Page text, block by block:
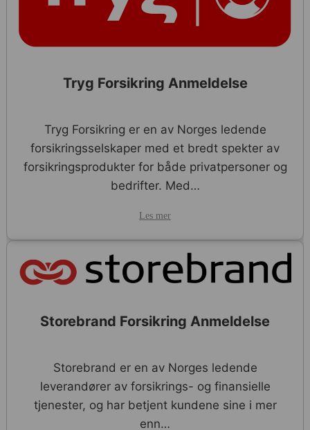
Tryg Forsikring Anmeldelse
Tryg Forsikring er en av Norges ledende
forsikringsselskaper med et bredt spekter av
forsikringsprodukter for både privatpersoner og
bedrifter. Med…
Les mer
Storebrand Forsikring Anmeldelse
Storebrand er en av Norges ledende
leverandører av forsikrings- og finansielle
tjenester, og har betjent kundene sine i mer
enn…